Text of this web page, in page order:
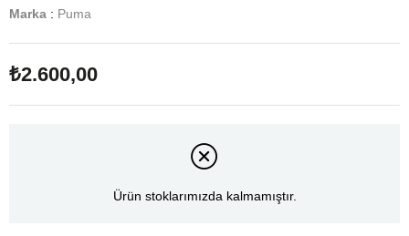
Marka : Puma
₺2.600,00
Ürün stoklarımızda kalmamıştır.